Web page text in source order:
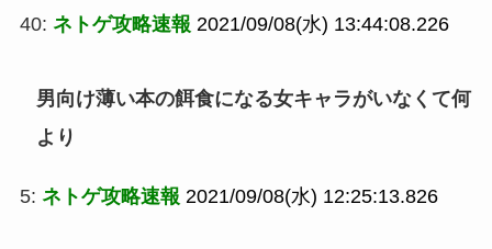
40: ネトゲ攻略速報 2021/09/08(水) 13:44:08.226
男向け薄い本の餌食になる女キャラがいなくて何
より
5: ネトゲ攻略速報 2021/09/08(水) 12:25:13.826